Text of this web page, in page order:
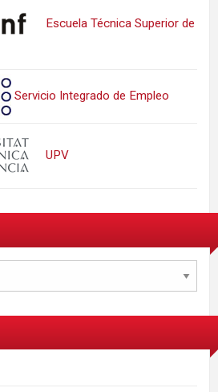
Escuela Técnica Superior de
Servicio Integrado de Empleo
UPV